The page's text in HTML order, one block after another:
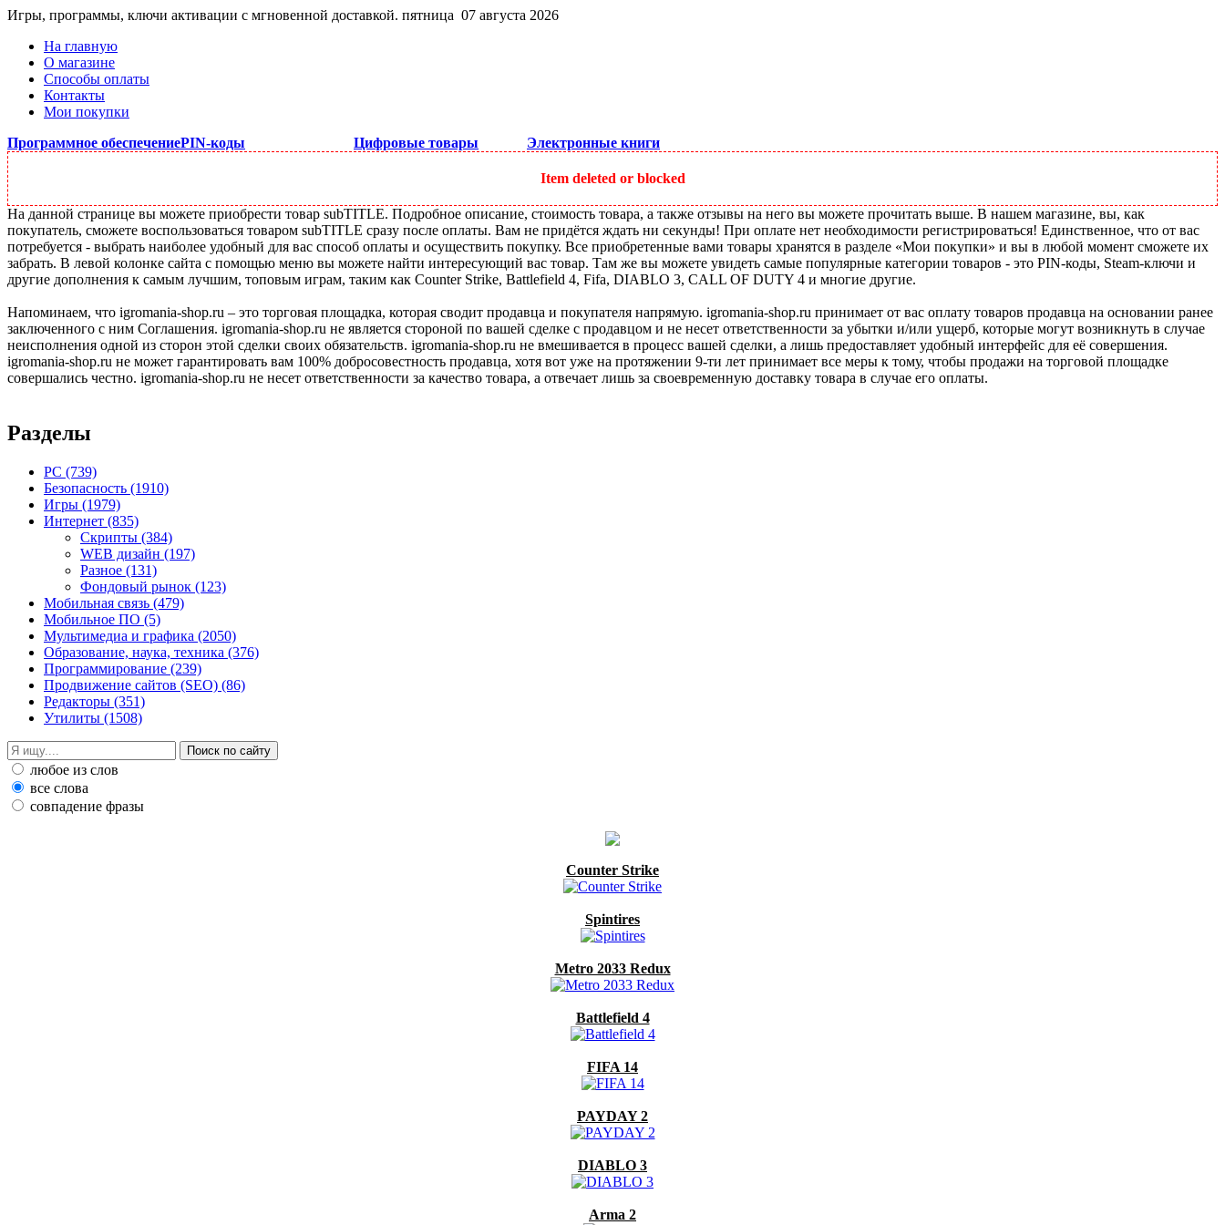
Игры, программы, ключи активации с мгновенной доставкой. пятница 07 августа 2026
На главную
О магазине
Способы оплаты
Контакты
Мои покупки
Программное обеспечениеPIN-коды Цифровые товары Электронные книги
Item deleted or blocked
На данной странице вы можете приобрести товар subTITLE. Подробное описание, стоимость товара, а также отзывы на него вы можете прочитать выше. В нашем магазине, вы, как
покупатель, сможете воспользоваться товаром subTITLE сразу после оплаты. Вам не придётся ждать ни секунды! При оплате нет необходимости регистрироваться! Единственное, что от вас
потребуется - выбрать наиболее удобный для вас способ оплаты и осуществить покупку. Все приобретенные вами товары хранятся в разделе «Мои покупки» и вы в любой момент сможете их
забрать. В левой колонке сайта с помощью меню вы можете найти интересующий вас товар. Там же вы можете увидеть самые популярные категории товаров - это PIN-коды, Steam-ключи и
другие дополнения к самым лучшим, топовым играм, таким как Counter Strike, Battlefield 4, Fifa, DIABLO 3, CALL OF DUTY 4 и многие другие.
Напоминаем, что igromania-shop.ru – это торговая площадка, которая сводит продавца и покупателя напрямую. igromania-shop.ru принимает от вас оплату товаров продавца на основании ранее
заключенного с ним Соглашения. igromania-shop.ru не является стороной по вашей сделке с продавцом и не несет ответственности за убытки и/или ущерб, которые могут возникнуть в случае
неисполнения одной из сторон этой сделки своих обязательств. igromania-shop.ru не вмешивается в процесс вашей сделки, а лишь предоставляет удобный интерфейс для её совершения.
igromania-shop.ru не может гарантировать вам 100% добросовестность продавца, хотя вот уже на протяжении 9-ти лет принимает все меры к тому, чтобы продажи на торговой площадке
совершались честно. igromania-shop.ru не несет ответственности за качество товара, а отвечает лишь за своевременную доставку товара в случае его оплаты.
Разделы
PC (739)
Безопасность (1910)
Игры (1979)
Интернет (835)
Скрипты (384)
WEB дизайн (197)
Разное (131)
Фондовый рынок (123)
Мобильная связь (479)
Мобильное ПО (5)
Мультимедиа и графика (2050)
Образование, наука, техника (376)
Программирование (239)
Продвижение сайтов (SEO) (86)
Редакторы (351)
Утилиты (1508)
любое из слов
все слова
совпадение фразы
Counter Strike
Spintires
Metro 2033 Redux
Battlefield 4
FIFA 14
PAYDAY 2
DIABLO 3
Arma 2